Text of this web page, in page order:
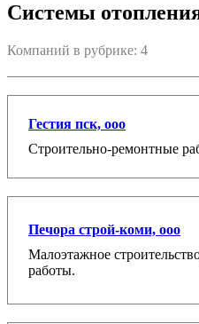
Системы
Компаний в рубрике: 4
Гестия пск, ооо
Строительно-ремонтные
Печора строй-коми, ооо
Малоэтажное
работы.